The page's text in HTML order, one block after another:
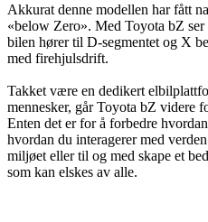
Akkurat denne modellen har fått
«below Zero». Med Toyota bZ
bilen hører til D-segmentet og X
med firehjulsdrift.
Takket være en dedikert
mennesker, går Toyota bZ videre
Enten det er for å forbedre
hvordan du interagerer med
miljøet eller til og med skape et
som kan elskes av alle.